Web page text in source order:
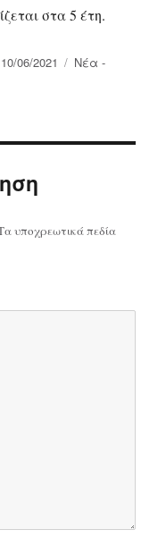
στα 5 έτη.
Δημοσιεύτηκε
10/06/2021 Κατηγορίες
Νέα -
υποχρεωτικά πεδία